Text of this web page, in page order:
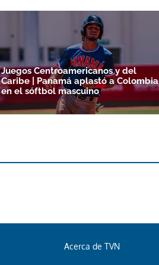
Juegos Centroamericanos y del
Caribe | Panamá aplastó a Colombia
en el sóftbol mascuino
Acerca de TVN